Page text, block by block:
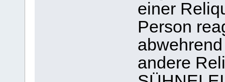
einer
Person
andere